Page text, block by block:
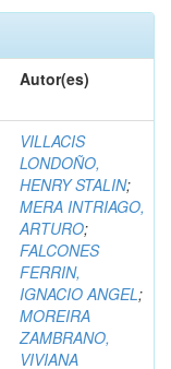
Autor(es)
VILLACIS
LONDOÑO,
HENRY STALIN;
MERA INTRIAGO,
ARTURO;
FALCONES
FERRIN,
IGNACIO ANGEL;
MOREIRA
ZAMBRANO,
VIVIANA